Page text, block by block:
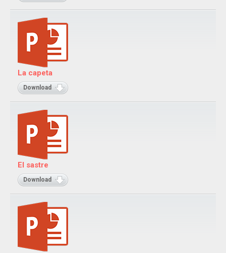
La capeta
Download
El sastre
Download